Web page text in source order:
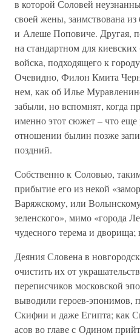
в которой Соловей
своей жены, заимствована
и Алеше Поповиче. Другая,
на стандартном для
войска, подходящего к
Очевидно, Филон Кмита
нем, как об Илье
забыли, но вспомнят, когда
именно этот сюжет – что еще
отношении былин позже
поздний.
Собственно к Соловью,
прибытие его из некой
Варяжскому, или
зеленского», мимо «города
чудесного терема и дворища;
Деяния Словена в
очистить их от
переписчиков московской
выводили героев-эпонимов,
Скифии и даже Египта; как
асов во главе с Одином